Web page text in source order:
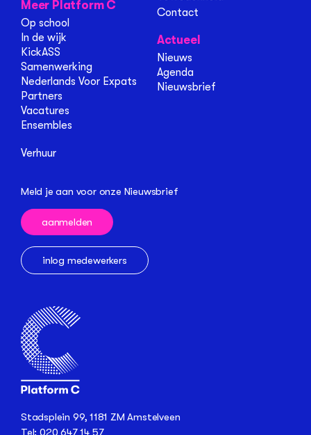
Stadsplein 99, 1181 ZM Amstelveen
Tel: 020 647 14 57
Meer Platform C
Op school
In de wijk
KickASS
Samenwerking
Nederlands Voor Expats
Partners
Vacatures
Ensembles
Verhuur
Contact
Actueel
Nieuws
Agenda
Nieuwsbrief
Meld je aan voor onze Nieuwsbrief
aanmelden
inlog medewerkers